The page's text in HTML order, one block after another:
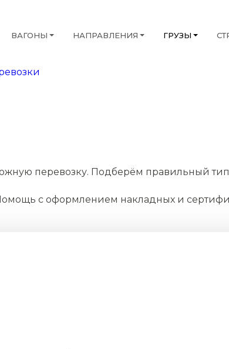
ВАГОНЫ НАПРАВЛЕНИЯ ГРУЗЫ
перевозку. Подберём правильный
с оформлением накладных и